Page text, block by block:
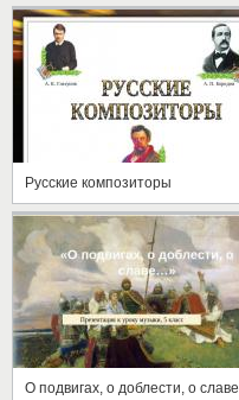
Русские композиторы
О подвигах, о доблести, о славе